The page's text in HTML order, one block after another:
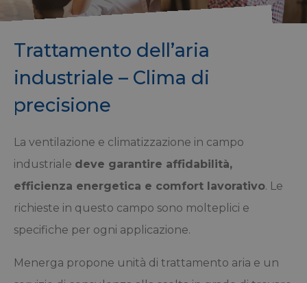
Trattamento dell’aria
industriale – Clima di
precisione
La ventilazione e climatizzazione in campo
industriale deve garantire affidabilità,
efficienza energetica e comfort lavorativo. Le
richieste in questo campo sono molteplici e
specifiche per ogni applicazione.
Menerga propone unità di trattamento aria e un